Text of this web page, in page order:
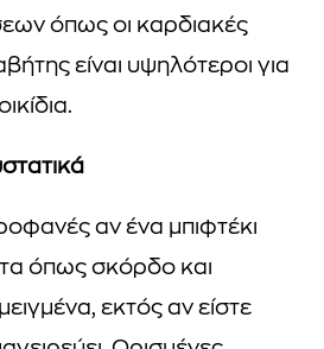
όπως οι καρδιακές
είναι υψηλότεροι για
αν ένα μπιφτέκι
όπως σκόρδο και
εκτός αν είστε